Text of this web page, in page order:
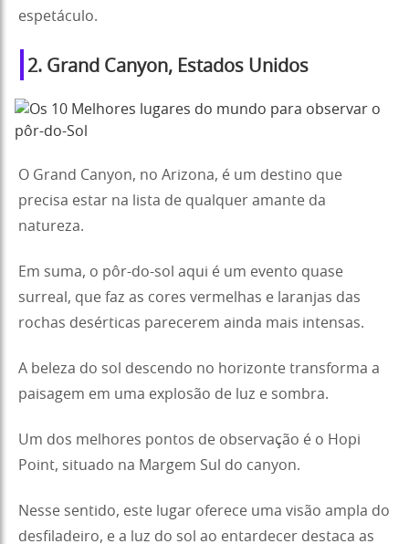
espetáculo.
2. Grand Canyon, Estados Unidos
O Grand Canyon, no Arizona, é um destino que
precisa estar na lista de qualquer amante da
natureza.
Em suma, o pôr-do-sol aqui é um evento quase
surreal, que faz as cores vermelhas e laranjas das
rochas desérticas parecerem ainda mais intensas.
A beleza do sol descendo no horizonte transforma a
paisagem em uma explosão de luz e sombra.
Um dos melhores pontos de observação é o Hopi
Point, situado na Margem Sul do canyon.
Nesse sentido, este lugar oferece uma visão ampla do
desfiladeiro, e a luz do sol ao entardecer destaca as